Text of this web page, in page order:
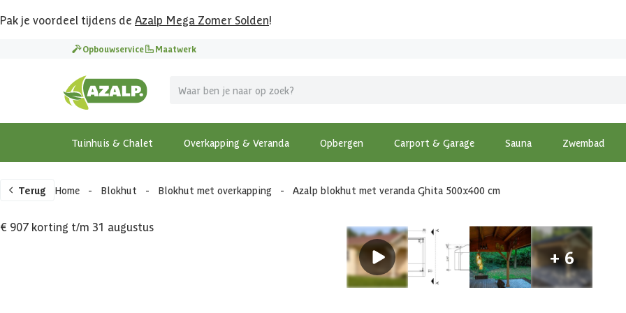
Pak je voordeel tijdens de Azalp Mega Zomer Solden!
Opbouwservice Maatwerk
Tuinhuis & Chalet Overkapping & Veranda Opbergen Carport & Garage Sauna Zwembad
Terug Home - Blokhut - Blokhut met overkapping - Azalp blokhut met veranda Ghita 500x400 cm
€ 907 korting t/m 31 augustus